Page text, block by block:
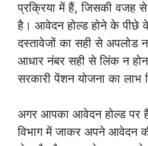
प्रक्रिया में हैं, जिसकी वजह
है। आवेदन होल्ड होने के पीछे
दस्तावेजों का सही से अपलोड
आधार नंबर सही से लिंक न
सरकारी पेंशन योजना का लाभ
अगर आपका आवेदन होल्ड पर
विभाग में जाकर अपने आवेदन